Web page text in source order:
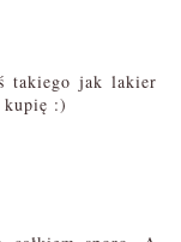
takiego jak lakier
:)